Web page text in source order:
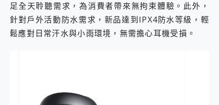
足全天聆聽需求，為消費者帶來無拘束體驗。此外，
針對戶外活動防水需求，新品達到IPX4防水等級，輕
鬆應對日常汗水與小雨環境，無需擔心耳機受損。